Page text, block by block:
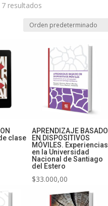
resultados
clase
APRENDIZAJE BASADO
EN DISPOSITIVOS
MÓVILES. Experiencias
en la Universidad
Nacional de Santiago
del Estero
$33.000,00